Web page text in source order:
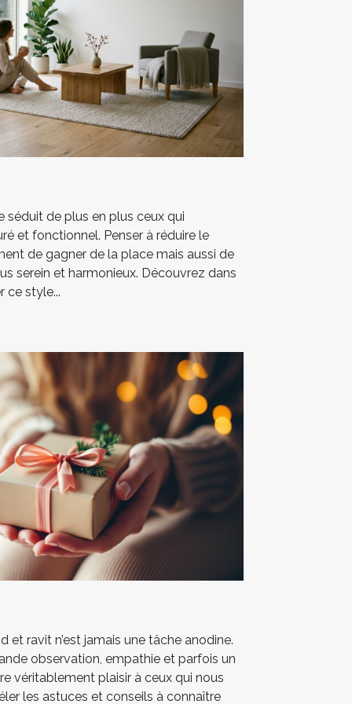
séduit de plus en plus ceux qui
et fonctionnel. Penser à réduire le
de gagner de la place mais aussi de
serein et harmonieux. Découvrez dans
ce style...
et ravit n’est jamais une tâche anodine.
observation, empathie et parfois un
véritablement plaisir à ceux qui nous
les astuces et conseils à connaître